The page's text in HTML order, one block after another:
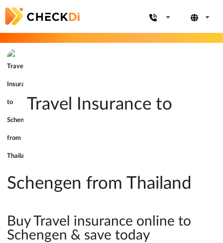
Travel Insurance to
Schengen from Thailand
Buy Travel insurance online to
Schengen & save today